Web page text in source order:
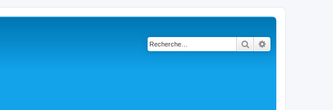
Rechercher